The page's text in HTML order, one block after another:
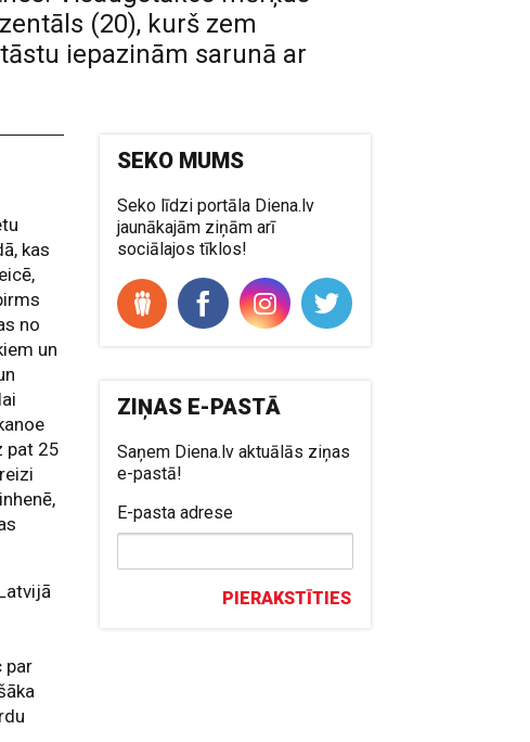
(20), kurš zem
iepazinām sarunā ar
kas
no
un
pat 25
par
SEKO MUMS
Seko līdzi portāla Diena.lv
jaunākajām ziņām arī
sociālajos tīklos!
ZIŅAS E-PASTĀ
Saņem Diena.lv aktuālās ziņas
e-pastā!
E-pasta adrese
PIERAKSTĪTIES